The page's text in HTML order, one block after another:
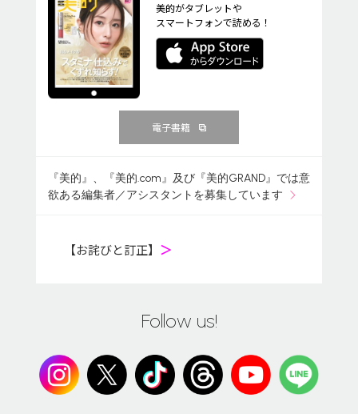
美的がタブレットや
スマートフォンで読める！
電子書籍
『美的』、『美的.com』及び『美的GRAND』では意
欲ある編集者／アシスタントを募集しています
【お詫びと訂正】 ＞
Follow us!